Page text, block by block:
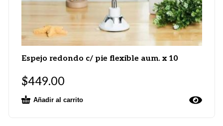
Espejo redondo c/ pie flexible aum. x 10
$449.00
Añadir al carrito